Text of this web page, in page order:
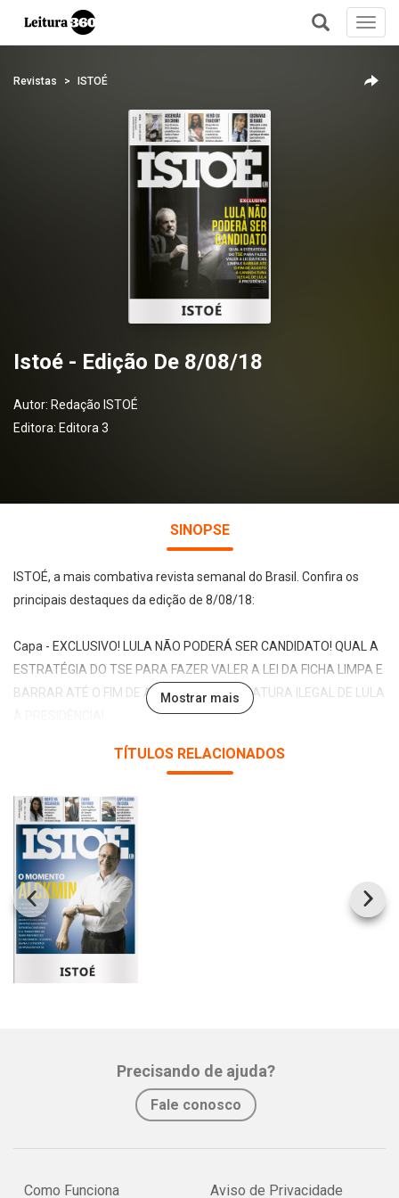
+
Revistas ISTOÉ
Istoé - Edição De 8/08/18
Autor: Redação ISTOÉ
Editora: Editora 3
SINOPSE
ISTOÉ, a mais combativa revista semanal do Brasil. Confira os
principais destaques da edição de 8/08/18:
Capa - EXCLUSIVO! LULA NÃO PODERÁ SER CANDIDATO! QUAL A
ESTRATÉGIA DO TSE PARA FAZER VALER A LEI DA FICHA LIMPA E
BARRAR ATÉ O FIM DE AGOSTO A CANDIDATURA ILEGAL DE LULA
todo o País e se expande para a Europa.
mártir da Inconfi dência delatou aliados.
ESCRAVAS SEXUAIS: Bilionária e atriz de Hollywood são presas
por participar de seita que torturava mulheres.
Mostrar mais
TÍTULOS RELACIONADOS
Precisando de ajuda?
Fale conosco
Como Funciona Aviso de Privacidade
Whatsapp